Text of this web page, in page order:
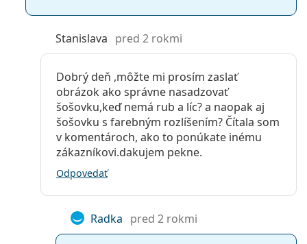
Stanislava pred 2 rokmi
Dobrý deň ,môžte mi prosím zaslať
obrázok ako správne nasadzovať
šošovku,keď nemá rub a líc? a naopak aj
šošovku s farebným rozlíšením? Čítala som
v komentároch, ako to ponúkate inému
zákazníkovi.dakujem pekne.
Odpovedať
Radka pred 2 rokmi